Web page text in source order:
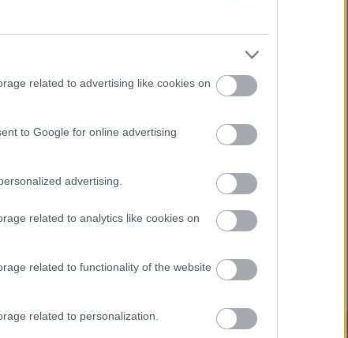
related to advertising like cookies on
to Google for online advertising
advertising.
related to analytics like cookies on
related to functionality of the website
related to personalization.